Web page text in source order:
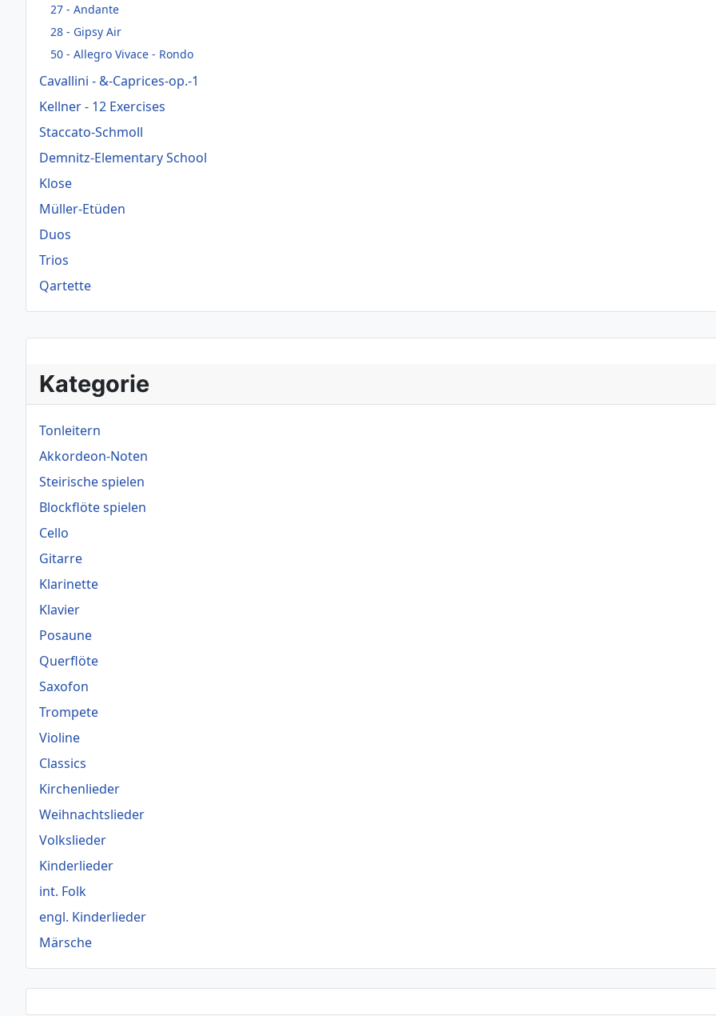
Kategorie
Tonleitern
Akkordeon-Noten
Steirische spielen
Blockflöte spielen
Cello
Gitarre
Klarinette
Klavier
Posaune
Querflöte
Saxofon
Trompete
Violine
Classics
Kirchenlieder
Weihnachtslieder
Volkslieder
Kinderlieder
int. Folk
engl. Kinderlieder
Märsche
27 - Andante
28 - Gipsy Air
50 - Allegro Vivace - Rondo
Cavallini - &-Caprices-op.-1
Kellner - 12 Exercises
Staccato-Schmoll
Demnitz-Elementary School
Klose
Müller-Etüden
Duos
Trios
Qartette